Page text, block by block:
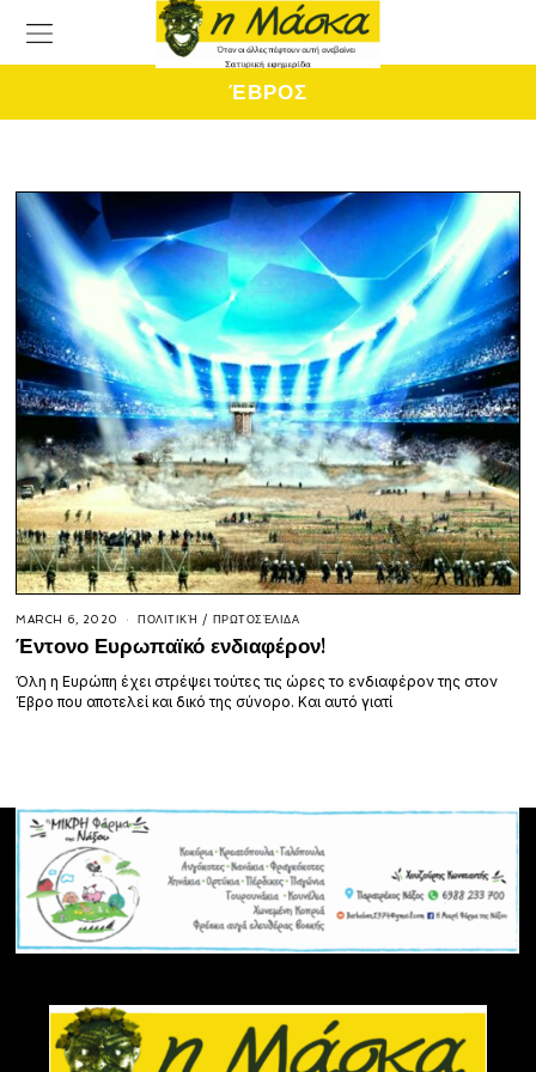
ΈΒΡΟΣ
MARCH 6, 2020 ΠΟΛΙΤΙΚΉ / ΠΡΩΤΟΣΈΛΙΔΑ
Έντονο Ευρωπαϊκό ενδιαφέρον!
Όλη η Ευρώπη έχει στρέψει τούτες τις ώρες το ενδιαφέρον της στον
Έβρο που αποτελεί και δικό της σύνορο. Και αυτό γιατί